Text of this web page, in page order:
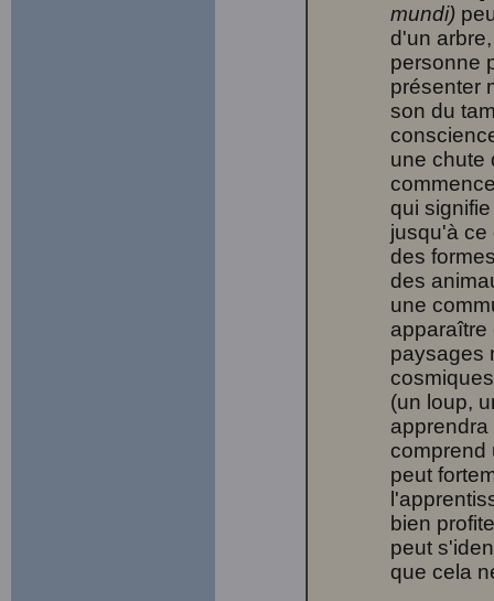
mundi)
d'un
personne
présenter
son du
une chute
qui
jusqu'à ce
des
des
une
apparaître
paysages
(un loup,
comprend
peut
bien
peut
que cela